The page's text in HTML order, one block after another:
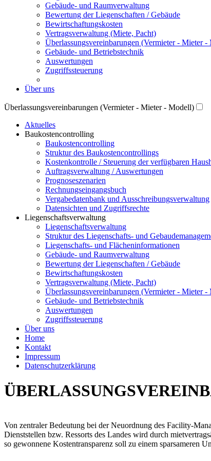
Gebäude- und Raumverwaltung
Bewertung der Liegenschaften / Gebäude
Bewirtschaftungskosten
Vertragsverwaltung (Miete, Pacht)
Überlassungsvereinbarungen (Vermieter - Mieter -
Gebäude- und Betriebstechnik
Auswertungen
Zugriffssteuerung
Über uns
Überlassungsvereinbarungen (Vermieter - Mieter - Modell)
Aktuelles
Baukostencontrolling
Baukostencontrolling
Struktur des Baukostencontrollings
Kostenkontrolle / Steuerung der verfügbaren
Auftragsverwaltung / Auswertungen
Prognoseszenarien
Rechnungseingangsbuch
Vergabedatenbank und Ausschreibungsverwaltung
Datensichten und Zugriffsrechte
Liegenschaftsverwaltung
Liegenschaftsverwaltung
Struktur des Liegenschafts- und
Liegenschafts- und Flächeninformationen
Gebäude- und Raumverwaltung
Bewertung der Liegenschaften / Gebäude
Bewirtschaftungskosten
Vertragsverwaltung (Miete, Pacht)
Überlassungsvereinbarungen (Vermieter - Mieter -
Gebäude- und Betriebstechnik
Auswertungen
Zugriffssteuerung
Über uns
Home
Kontakt
Impressum
Datenschutzerklärung
Von zentraler Bedeutung bei der Neuordnung des Facility-
Dienststellen bzw. Ressorts des Landes wird durch
so gewonnene Kostentransparenz soll zu einem sparsameren